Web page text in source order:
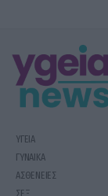
ΥΓΕΙΑ
ΓΥΝΑΙΚΑ
ΑΣΘΕΝΕΙΕΣ
ΣΕΞ